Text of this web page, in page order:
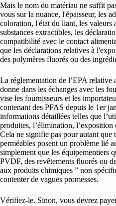
Mais le nom du matériau ne suffit
vous sur la nuance, l'épaisseur, les
coloration, l'état du liant, les valeurs
substances extractibles, les
compatibilité avec le contact
que les déclarations relatives à
des polymères fluorés ou des
La réglementation de l’EPA relative
donne dans les échanges avec les
vise les fournisseurs et les
contenant des PFAS depuis le 1er
informations détaillées telles que
produites, l’élimination, l’exposition
Cela ne signifie pas pour autant que
perméables posent un problème lié
simplement que les équipementiers
PVDF, des revêtements fluorés ou
aux produits chimiques ” non
contenter de vagues promesses.
Vérifiez-le. Sinon, vous devrez